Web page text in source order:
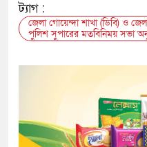
ট্যাগ :
জেলা গোয়েন্দা শাখা (ডিবি) ও
পুলিশ সুপারের মতবিনিময় সভা